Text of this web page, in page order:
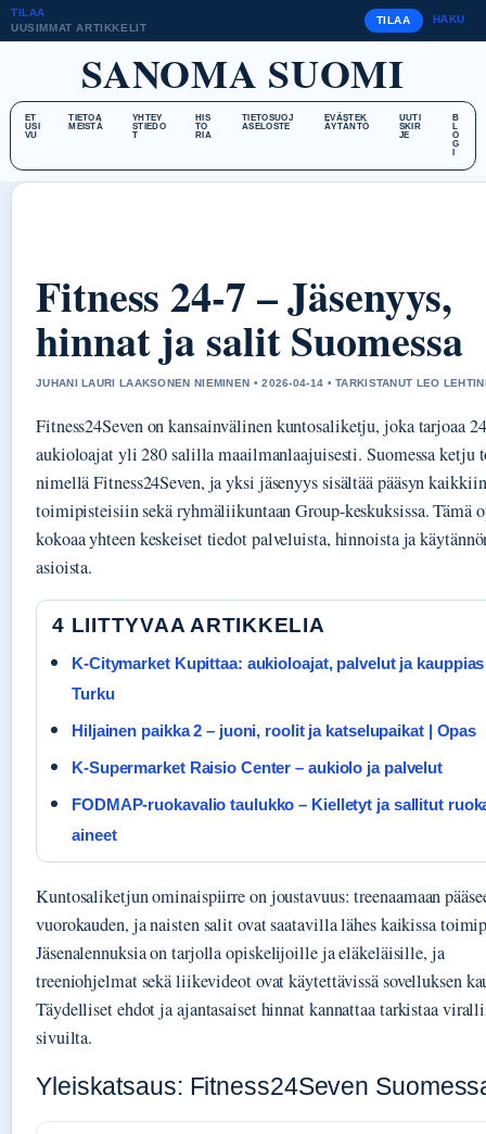
TILAA
UUSIMMAT ARTIKKELIT
TILAA HAKU
SANOMA SUOMI
ET
USI
VU
TIETOA
MEISTÄ
YHTEY
STIEDO
T
HIS
TO
RIA
TIETOSUOJ
ASELOSTE
EVÄSTEK
ÄYTÄNTÖ
UUTI
SKIR
JE
B
L
O
G
Fitness 24-7 – Jäsenyys,
hinnat ja salit Suomessa
JUHANI LAURI LAAKSONEN NIEMINEN • 2026-04-14 • TARKISTANUT LEO
Fitness24Seven on kansainvälinen kuntosaliketju, joka tarjoaa
aukioloajat yli 280 salilla maailmanlaajuisesti. Suomessa ketju
nimellä Fitness24Seven, ja yksi jäsenyys sisältää pääsyn kaikkiin
toimipisteisiin sekä ryhmäliikuntaan Group-keskuksissa. Tämä
kokoaa yhteen keskeiset tiedot palveluista, hinnoista ja
asioista.
4 LIITTYVAA ARTIKKELIA
K-Citymarket Kupittaa: aukioloajat, palvelut ja kauppias
Turku
Hiljainen paikka 2 – juoni, roolit ja katselupaikat | Opas
K-Supermarket Raisio Center – aukiolo ja palvelut
FODMAP-ruokavalio taulukko – Kielletyt ja sallitut
aineet
Kuntosaliketjun ominaispiirre on joustavuus: treenaamaan
vuorokauden, ja naisten salit ovat saatavilla lähes kaikissa
Jäsenalennuksia on tarjolla opiskelijoille ja eläkeläisille, ja
treeniohjelmat sekä liikevideot ovat käytettävissä sovelluksen
Täydelliset ehdot ja ajantasaiset hinnat kannattaa tarkistaa
sivuilta.
Yleiskatsaus: Fitness24Seven